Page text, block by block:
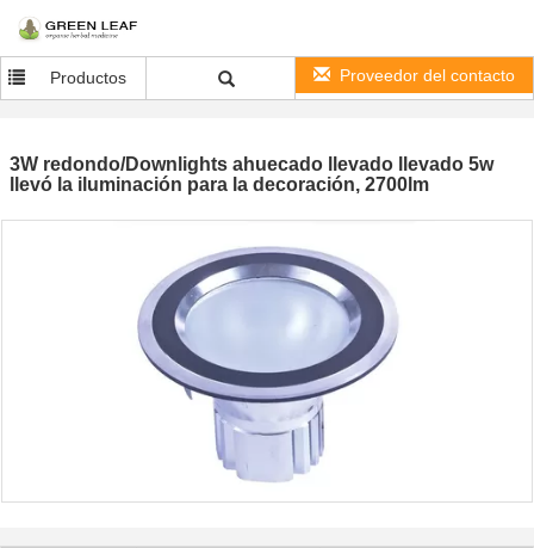
Productos Proveedor del contacto
3W redondo/Downlights ahuecado llevado llevado 5w
llevó la iluminación para la decoración, 2700lm